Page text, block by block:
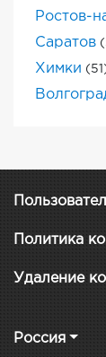
Ростов-
Саратов
Химки
Политика
Удаление
Россия